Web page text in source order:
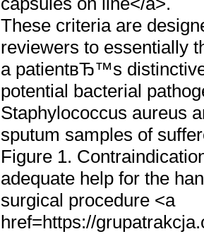
These criteria are
reviewers to essentially
a patientвЂ™s
potential bacterial
Staphylococcus aureus
sputum samples of
Figure 1.
adequate help for the
surgical procedure <a
href=https://